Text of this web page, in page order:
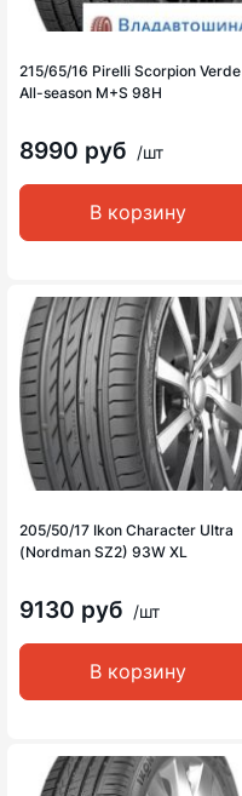
215/65/16 Pirelli Scorpion Verde
All-season M+S 98H
8990 руб /шт
В корзину
205/50/17 Ikon Character Ultra
(Nordman SZ2) 93W XL
9130 руб /шт
В корзину